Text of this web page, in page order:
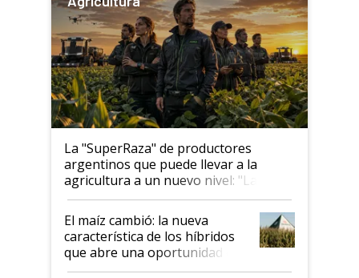
La "SuperRaza" de productores
argentinos que puede llevar a la
agricultura a un nuevo nivel: "Las
posibilidades de crecimiento son
infinitas"
El maíz cambió: la nueva
característica de los híbridos
que abre una oportunidad en
el lote